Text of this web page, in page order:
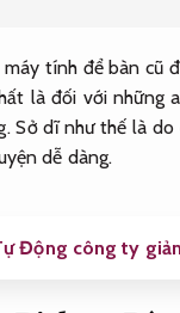
tính để bàn cũ
là đối với những
Sở dĩ như thế là
dễ dàng.
Động công ty